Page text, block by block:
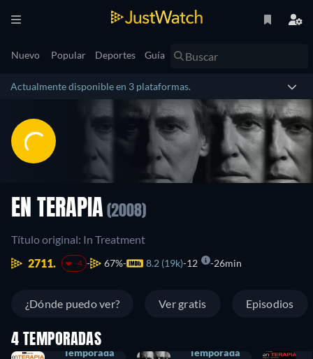
Nuevo Popular Deportes Guía
Actualmente disponible en 3 plataformas.
EN TERAPIA (2008)
Título original: In Treatment
2711.
-4 67% 8.2 (19k) 12 26min
¿Dónde puedo ver? Ver gratis Episodios
4 TEMPORADAS
Temporada
Temporada